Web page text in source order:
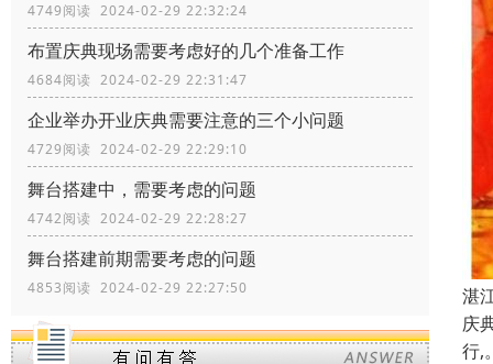
4749阅读 2024-02-29 22:32:24
布置庆典现场需要考虑好的几个准备工作
4684阅读 2024-02-29 22:31:47
企业举办开业庆典需要注意的三个小问题
4729阅读 2024-02-29 22:29:10
舞台搭建中，需要考虑的问题
4742阅读 2024-02-29 22:28:27
舞台搭建前期需要考虑的问题
4853阅读 2024-02-29 22:27:50
湛
庆
行,